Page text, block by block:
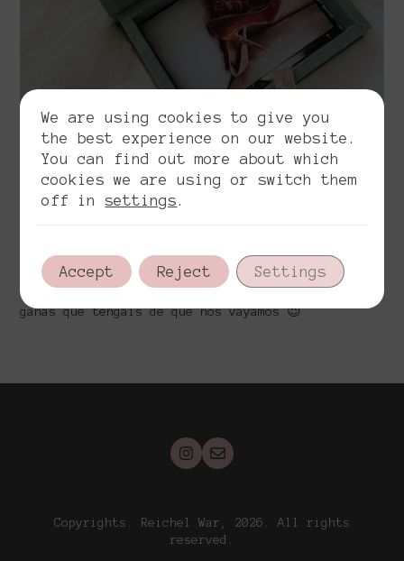
Pack Basic
Éste pack es para Novi@s que sólo quieren el
los Novi@s hasta 1-2
horas de baile, dependerá del material que
tengamos y de las
ganas que tengáis de que nos vayamos 😉
Copyrights. Reichel War, 2026. All rights
reserved.
We are using cookies to give you
the best experience on our website.
You can find out more about which
cookies we are using or switch them
off insettings.
Accept Reject Settings